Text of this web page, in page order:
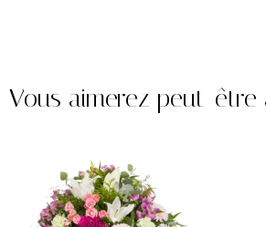
Vous aimerez peut-être